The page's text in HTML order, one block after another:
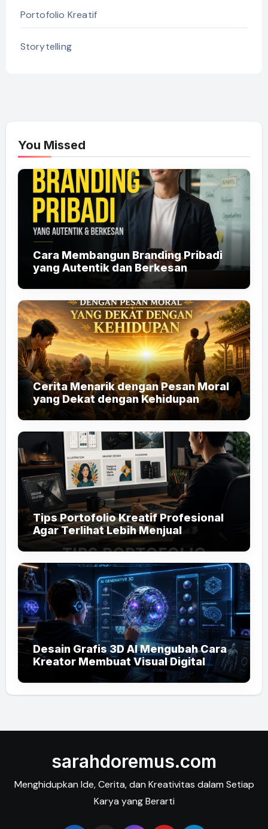
Portofolio Kreatif
Storytelling
You Missed
Cara Membangun Branding Pribadi
yang Autentik dan Berkesan
Cerita Menarik dengan Pesan Moral
yang Dekat dengan Kehidupan
Tips Portofolio Kreatif Profesional
Agar Terlihat Lebih Menjual
Desain Grafis 3D AI Mengubah Cara
Kreator Membuat Visual Digital
sarahdoremus.com
Menghidupkan Ide, Cerita, dan Kreativitas dalam Setiap
Karya yang Berarti